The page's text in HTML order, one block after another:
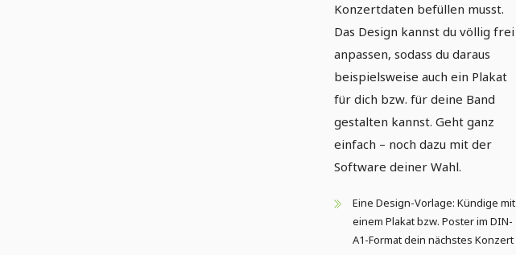
Konzertdaten befüllen musst.
Das Design kannst du völlig frei
anpassen, sodass du daraus
beispielsweise auch ein Plakat
für dich bzw. für deine Band
gestalten kannst. Geht ganz
einfach – noch dazu mit der
Software deiner Wahl.
Eine Design-Vorlage: Kündige mit
einem Plakat bzw. Poster im DIN-
A1-Format dein nächstes Konzert